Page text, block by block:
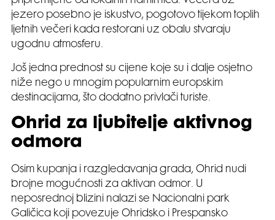
jezero posebno je iskustvo, pogotovo tijekom toplih
ljetnih večeri kada restorani uz obalu stvaraju
ugodnu atmosferu.
Još jedna prednost su cijene koje su i dalje osjetno
niže nego u mnogim popularnim europskim
destinacijama, što dodatno privlači turiste.
Ohrid za ljubitelje aktivnog
odmora
Osim kupanja i razgledavanja grada, Ohrid nudi
brojne mogućnosti za aktivan odmor. U
neposrednoj blizini nalazi se Nacionalni park
Galičica koji povezuje Ohridsko i Prespansko